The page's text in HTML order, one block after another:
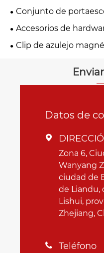
Conjunto de
estampado de metal
Accesorios de
Clip de azulejo
Datos de

Zona 6,
Wanyang
ciudad de
de Liandu,
Lishui,
Zhejiang,
 Teléfono